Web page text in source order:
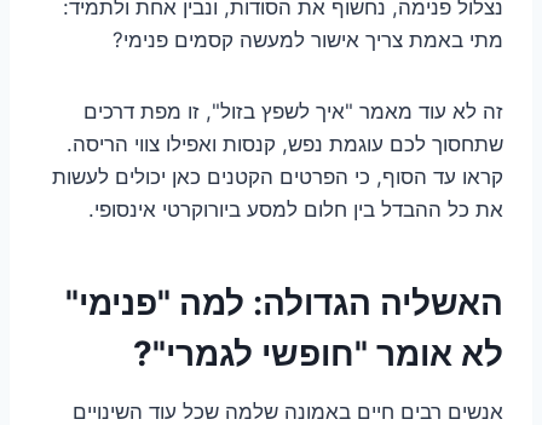
נצלול פנימה, נחשוף את הסודות, ונבין אחת ולתמיד:
מתי באמת צריך אישור למעשה קסמים פנימי?
זה לא עוד מאמר "איך לשפץ בזול", זו מפת דרכים
שתחסוך לכם עוגמת נפש, קנסות ואפילו צווי הריסה.
קראו עד הסוף, כי הפרטים הקטנים כאן יכולים לעשות
את כל ההבדל בין חלום למסע ביורוקרטי אינסופי.
האשליה הגדולה: למה "פנימי"
לא אומר "חופשי לגמרי"?
אנשים רבים חיים באמונה שלמה שכל עוד השינויים